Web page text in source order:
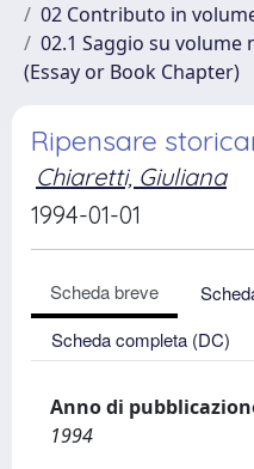
02 Contributo in
02.1 Saggio su
(Essay or Book Chapter)
Ripensare
Chiaretti, Giuliana
1994-01-01
Scheda breve
Scheda completa (DC)
Anno di
1994